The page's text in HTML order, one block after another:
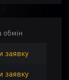
USD
обмін
заявку
заявку